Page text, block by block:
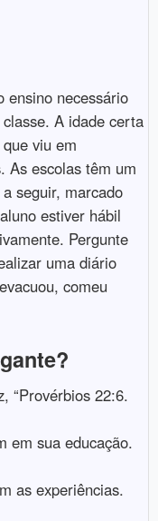
ensino necessário
A idade certa
viu em
As escolas têm um
seguir, marcado
estiver hábil
Pergunte
uma diário
comeu
“Provérbios 22:6.
em sua educação.
as experiências.